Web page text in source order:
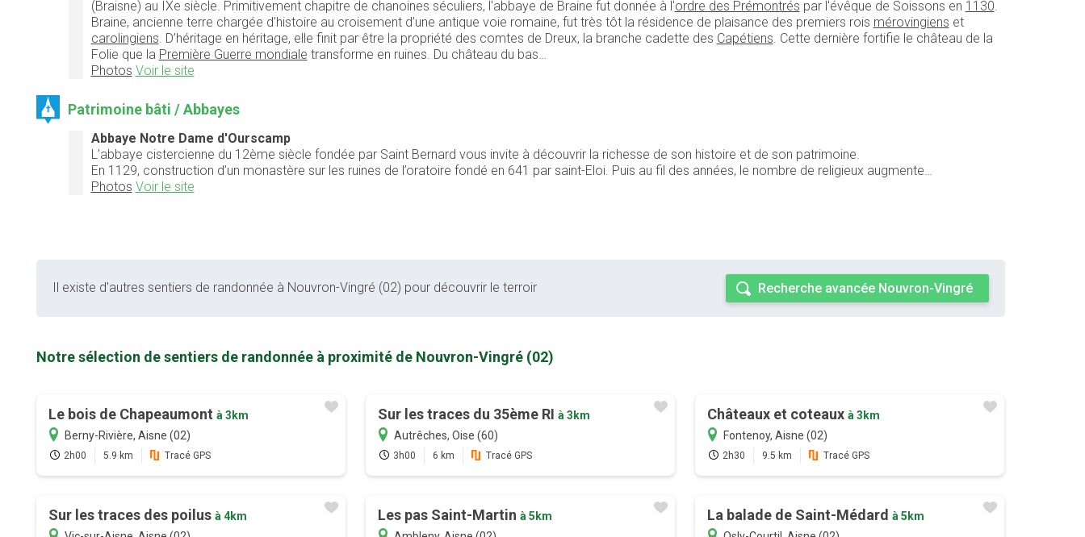
(Braisne) au IXe siècle. Primitivement chapitre de chanoines séculiers, l'abbaye de Braine fut donnée à l'ordre des Prémontrés par l'évêque de Soissons en 1130
Braine, ancienne terre chargée d’histoire au croisement d’une antique voie romaine, fut très tôt la résidence de plaisance des premiers rois mérovingiens et
carolingiens . D’héritage en héritage, elle finit par être la propriété des comtes de Dreux, la branche cadette des Capétiens . Cette dernière fortifie le château de la
Folie que la Première Guerre mondiale transforme en ruines. Du château du bas…
Photos Voir le site
Patrimoine bâti / Abbayes
Abbaye Notre Dame d'Ourscamp
L’abbaye cistercienne du 12ème siècle fondée par Saint Bernard vous invite à découvrir la richesse de son histoire et de son patrimoine.
En 1129, construction d’un monastère sur les ruines de l’oratoire fondé en 641 par saint-Eloi. Puis au fil des années, le nombre de religieux augmente…
Photos Voir le site
Il existe d'autres sentiers de randonnée à Nouvron-Vingré (02) pour découvrir le terroir Recherche avancée Nouvron-Vingré
Notre sélection de sentiers de randonnée à proximité de Nouvron-Vingré (02)
Le bois de Chapeaumont à 3km
Berny-Rivière, Aisne (02)
2h00 5.9 km Tracé GPS
Sur les traces du 35ème RI à 3km
Autrêches, Oise (60)
3h00 6 km Tracé GPS
Châteaux et coteaux à 3km
Fontenoy, Aisne (02)
2h30 9.5 km Tracé GPS
Sur les traces des poilus à 4km
Les pas Saint-Martin à 5km
La balade de Saint-Médard à 5km